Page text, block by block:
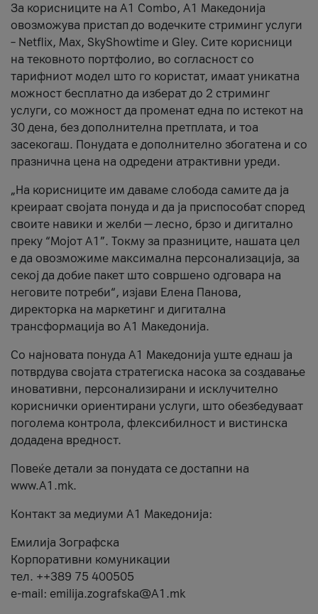
За корисниците на A1 Combo, А1 Македонија
овозможува пристап до водечките стриминг услуги
– Netflix, Max, SkyShowtime и Gley. Сите корисници
на тековното портфолио, во согласност со
тарифниот модел што го користат, имаат уникатна
можност бесплатно да изберат до 2 стриминг
услуги, со можност да променат една по истекот на
30 дена, без дополнителна претплата, и тоа
засекогаш. Понудата е дополнително збогатена и со
празнична цена на одредени атрактивни уреди.
„На корисниците им даваме слобода самите да ја
креираат својата понуда и да ја приспособат според
своите навики и желби — лесно, брзо и дигитално
преку “Мојот А1”. Токму за празниците, нашата цел
е да овозможиме максимална персонализација, за
секој да добие пакет што совршено одговара на
неговите потреби“, изјави Елена Панова,
директорка на маркетинг и дигитална
трансформација во А1 Македонија.
Со најновата понуда А1 Македонија уште еднаш ја
потврдува својата стратегиска насока за создавање
иновативни, персонализирани и исклучително
кориснички ориентирани услуги, што обезбедуваат
поголема контрола, флексибилност и вистинска
додадена вредност.
Повеќе детали за понудата се достапни на
www.А1.mk.
Контакт за медиуми А1 Македонија:
Емилија Зографска
Корпоративни комуникации
тел. ++389 75 400505
e-mail: emilija.zografska@A1.mk